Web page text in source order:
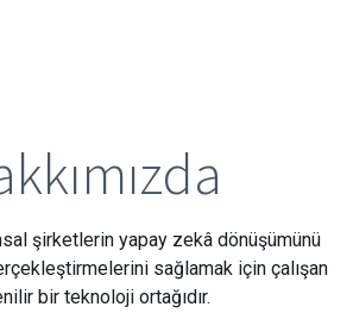
şirketlerin yapay zekâ dönüşümünü
sağlamak için çalışan
bir teknoloji ortağıdır.